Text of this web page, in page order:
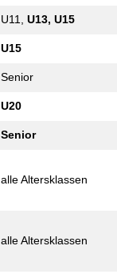
U11,U13, U15
U15
Senior
U20
Senior
alle Alters­­klassen
alle Alters­klassen